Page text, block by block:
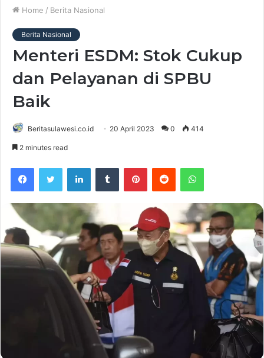
Home / Berita Nasional
Berita Nasional
Menteri ESDM: Stok Cukup
dan Pelayanan di SPBU
Baik
Beritasulawesi.co.id 20 April 2023 0 414
2 minutes read